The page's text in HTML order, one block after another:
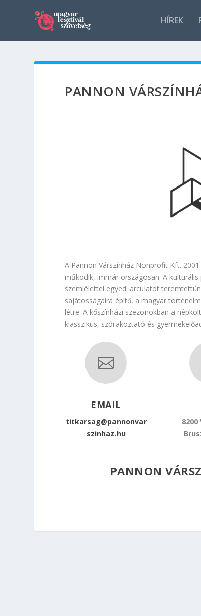
HÍREK
PANNON
A Pannon Várszínház Nonprofit Kft.
működik, immár országosan. A
szemlélettel egyedi arculatot
sajátosságaira építő, a magyar
létre. A kőszínházi szezonokban a
klasszikus, szórakoztató és

EMAIL
titkarsag@pannonvar
szinhaz.hu
PANNON